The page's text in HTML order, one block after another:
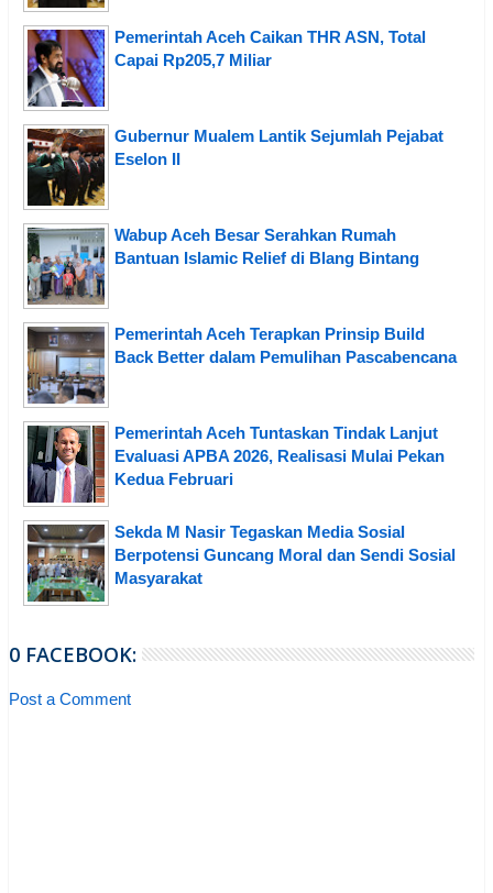
Pemerintah Aceh Caikan THR ASN, Total
Capai Rp205,7 Miliar
Gubernur Mualem Lantik Sejumlah Pejabat
Eselon II
Wabup Aceh Besar Serahkan Rumah
Bantuan Islamic Relief di Blang Bintang
Pemerintah Aceh Terapkan Prinsip Build
Back Better dalam Pemulihan Pascabencana
Pemerintah Aceh Tuntaskan Tindak Lanjut
Evaluasi APBA 2026, Realisasi Mulai Pekan
Kedua Februari
Sekda M Nasir Tegaskan Media Sosial
Berpotensi Guncang Moral dan Sendi Sosial
Masyarakat
0 FACEBOOK:
Post a Comment